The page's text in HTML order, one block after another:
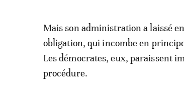
Mais son administration a laissé
obligation, qui incombe en
Les démocrates, eux, paraissent
procédure.